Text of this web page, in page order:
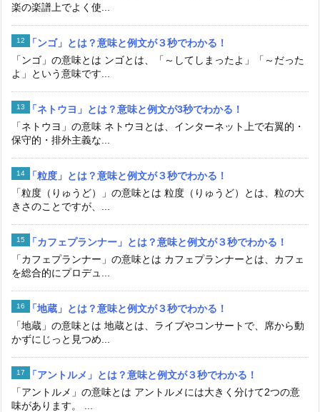
楽の楽譜上でよく使...
「ンゴ」とは？意味と例文が３秒でわかる！
「ンゴ」の意味とは ンゴとは、「～してしまったよ」「～だった
よ」という意味です...
「ネトウヨ」とは？意味と例文が3秒でわかる！
「ネトウヨ」の意味 ネトウヨとは、インターネット上で右翼的・
保守的・排外主義な...
「粒度」とは？意味と例文が３秒でわかる！
「粒度（りゅうど）」の意味とは 粒度（りゅうど）とは、粒の大
きさのことですが、...
「カフェプランナー」とは？意味と例文が３秒でわかる！
「カフェプランナー」の意味とは カフェプランナーとは、カフェ
を総合的にプロデュ...
「地蔵」とは？意味と例文が３秒でわかる！
「地蔵」の意味とは 地蔵とは、ライブやコンサートで、席から動
かずにじっと見つめ...
「アントルメ」とは？意味と例文が３秒でわかる！
「アントルメ」の意味とは アントルメには大きく分けて2つの意
味があります。 ...